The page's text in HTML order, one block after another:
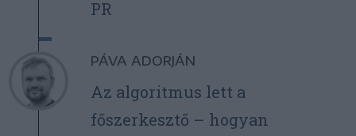
PR
PÁVA ADORJÁN
Az algoritmus lett a
főszerkesztő – hogyan